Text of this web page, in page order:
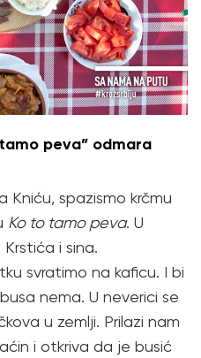
peva” odmara
Kniću, spazismo krčmu
Ko to tamo peva. U
i sina.
svratimo na kaficu. I bi
nema. U neverici se
u zemlji. Prilazi nam
i otkriva da je busić